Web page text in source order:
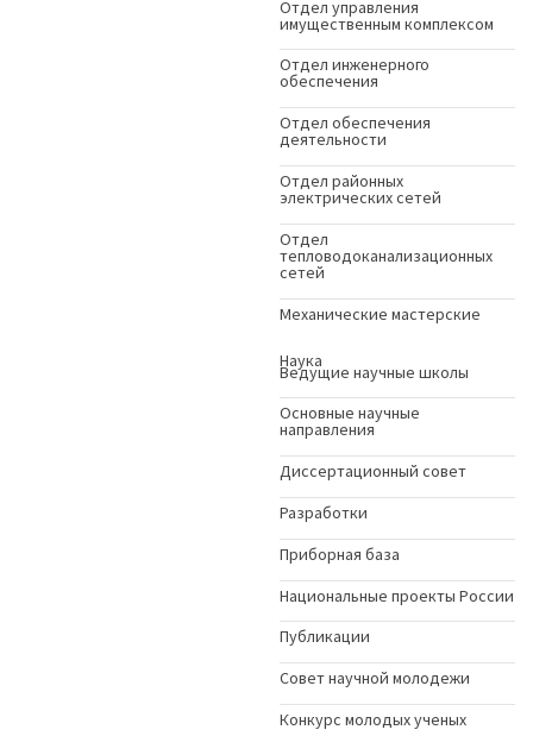
Отдел управления
имущественным комплексом
Отдел инженерного
обеспечения
Отдел обеспечения
деятельности
Отдел районных
электрических сетей
Отдел
тепловодоканализационных
сетей
Механические мастерские
Наука
Ведущие научные школы
Основные научные
направления
Диссертационный совет
Разработки
Приборная база
Национальные проекты России
Публикации
Совет научной молодежи
Конкурс молодых ученыx